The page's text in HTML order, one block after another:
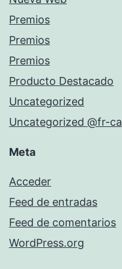
Premios
Premios
Premios
Producto Destacado
Uncategorized
Uncategorized @fr-ca
Meta
Acceder
Feed de entradas
Feed de comentarios
WordPress.org